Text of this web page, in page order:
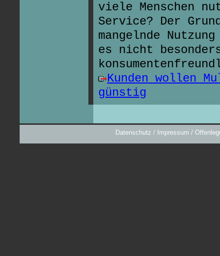
viele Menschen
Service? Der
mangelnde
es nicht
Kunden wollen
günstig
Datenschutz / Impressum /